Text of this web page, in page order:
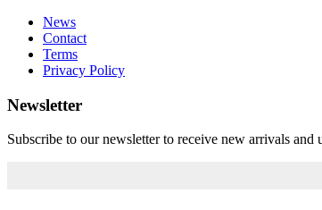
News
Contact
Terms
Privacy Policy
Newsletter
Subscribe to our newsletter to receive new arrivals